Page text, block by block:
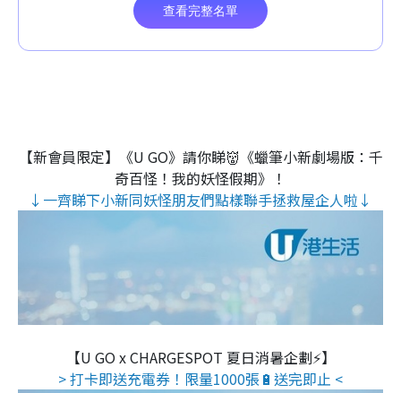
【新會員限定】《U GO》請你睇👹《蠟筆小新劇場版：千
奇百怪！我的妖怪假期》！
↓一齊睇下小新同妖怪朋友們點樣聯手拯救屋企人啦↓
【U GO x CHARGESPOT 夏日消暑企劃⚡】
> 打卡即送充電券！限量1000張🔋送完即止 <